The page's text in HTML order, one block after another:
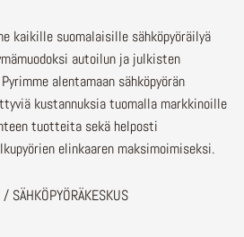
kaikille suomalaisille sähköpyöräilyä
autoilun ja julkisten
Pyrimme alentamaan sähköpyörän
kustannuksia tuomalla markkinoille
tuotteita sekä helposti
elinkaaren maksimoimiseksi.
SÄHKÖPYÖRÄKESKUS